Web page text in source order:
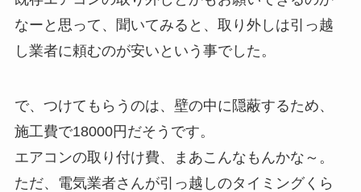
なーと思って、聞いてみると、取り外しは引っ越
し業者に頼むのが安いという事でした。
で、つけてもらうのは、壁の中に隠蔽するため、
施工費で18000円だそうです。
エアコンの取り付け費、まあこんなもんかな～。
ただ、電気業者さんが引っ越しのタイミングくら